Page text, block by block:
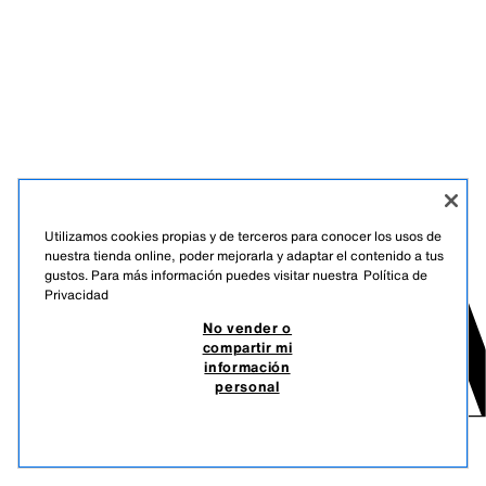
Utilizamos cookies propias y de terceros para conocer los usos de
nuestra tienda online, poder mejorarla y adaptar el contenido a tus
gustos. Para más información puedes visitar nuestra Política de
Privacidad
No vender o
compartir mi
información
personal